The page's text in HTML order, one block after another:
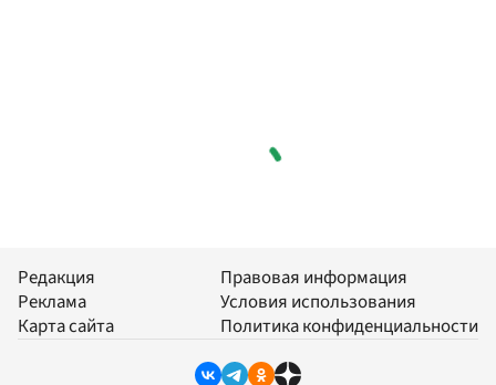
Редакция
Реклама
Карта сайта
Правовая информация
Условия использования
Политика конфиденциальности